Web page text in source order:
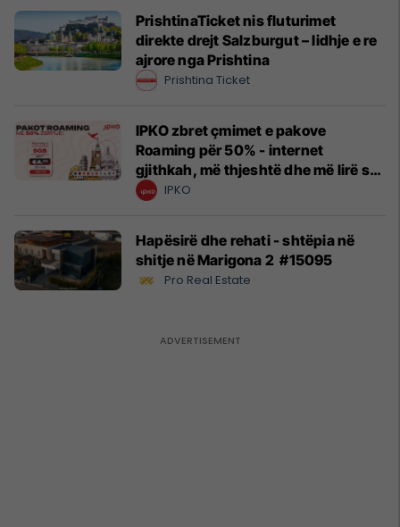
PrishtinaTicket nis fluturimet
direkte drejt Salzburgut – lidhje e re
ajrore nga Prishtina
Prishtina Ticket
IPKO zbret çmimet e pakove
Roaming për 50% - internet
gjithkah, më thjeshtë dhe më lirë se
kurrë!IPKO
Hapësirë dhe rehati - shtëpia në
shitje në Marigona 2 #15095
Pro Real Estate